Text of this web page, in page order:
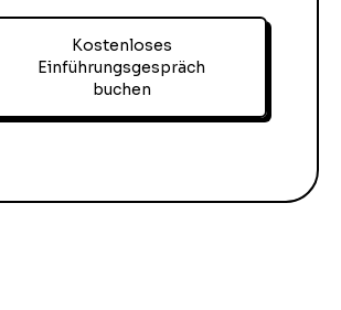
Kostenloses
Einführungsgespräch
buchen